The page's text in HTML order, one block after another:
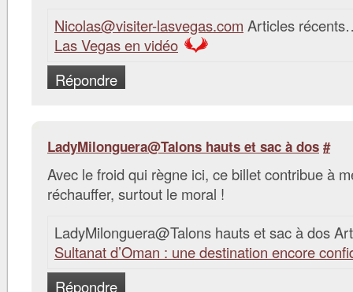
Nicolas@visiter-lasvegas.com Articles
Las Vegas en vidéo
Répondre
LadyMilonguera@Talons hauts et sac à dos #
Avec le froid qui règne ici, ce billet contribue à
réchauffer, surtout le moral !
LadyMilonguera@Talons hauts et sac à dos
Sultanat d’Oman : une destination encore
Répondre